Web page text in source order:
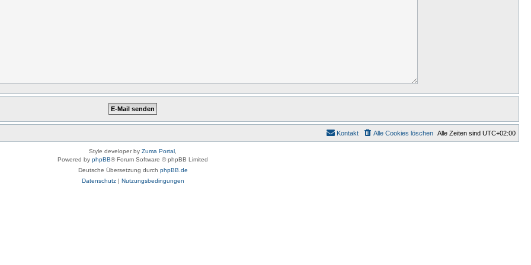
Alle Zeiten sind UTC+02:00
Alle Cookies löschen
Kontakt
Style developer by Zuma Portal
Powered by phpBB® Forum Software © phpBB Limited
Deutsche Übersetzung durch phpBB.de
Datenschutz| Nutzungsbedingungen